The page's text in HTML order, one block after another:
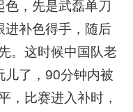
，先是武磊单刀
进补色得手，随后
。这时候中国队老
儿了，90分钟内被
，比赛进入补时，